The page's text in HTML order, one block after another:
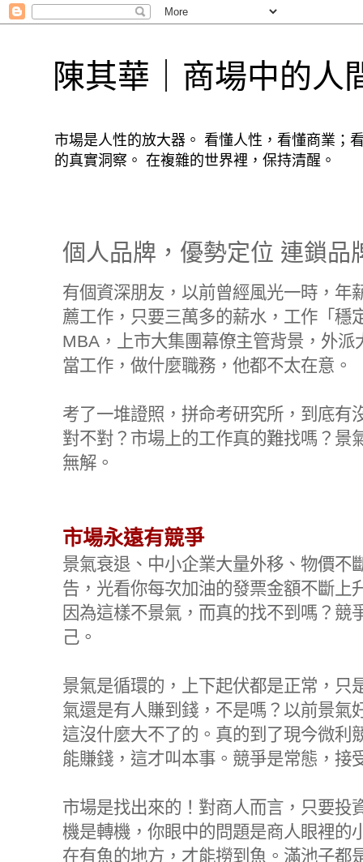
陳其華｜商場中的人
市場是人性的放大器。 看懂人性，看懂商業；
的真實洞察。 在複雜的世界裡，保持清醒。
個人品牌，優勢定位 連鎖
有個資深朋友，以前曾經風光一時，年
薦工作，只要三萬多的薪水，工作「穩
MBA，上市大集團幕僚主管背景，外
當工作，做什麼職務，他都不太在意。
考了一堆證照，拼命考研究所，到底有
對不對？市場上的工作真的難找嗎？景
無解。
市場永遠有競爭
景氣衰退、中小企業大量外移、物價不
告，光看你每次加油的發票金額不斷上
因為這樣不景氣，而真的找不到嗎？
己。
景氣是循環的，上下起伏都是正常，只
氣還是有人賺到錢，不是嗎？以前景氣
這沒什麼大不了的。真的到了現今微利
能賺錢，這才叫本事。競爭是常態，接
市場是找出來的！對商人而言，只要投
機是轉機，你眼中的問題是商人眼裡的
在有魚的地方，才能撈到魚。滿池子都